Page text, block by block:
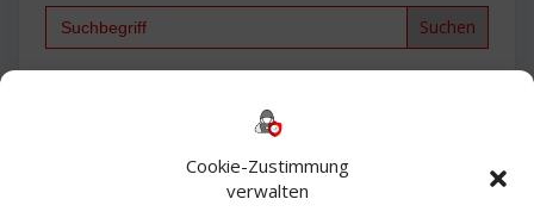
Cookie-Zustimmung
verwalten
Search
Bautagebuch
Exchange firewall Fritzbox
Microsoft